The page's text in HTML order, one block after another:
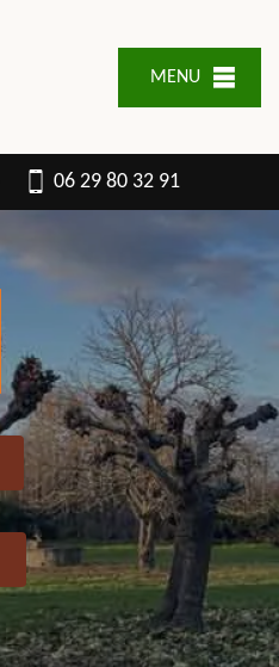
MENU
06 29 80 32 91